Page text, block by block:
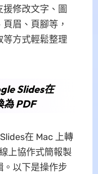
修改文字、圖
眉、頁腳等，
方式輕鬆整理
Slides在
為 PDF
在 Mac 上轉
上協作式簡報製
以下是操作步